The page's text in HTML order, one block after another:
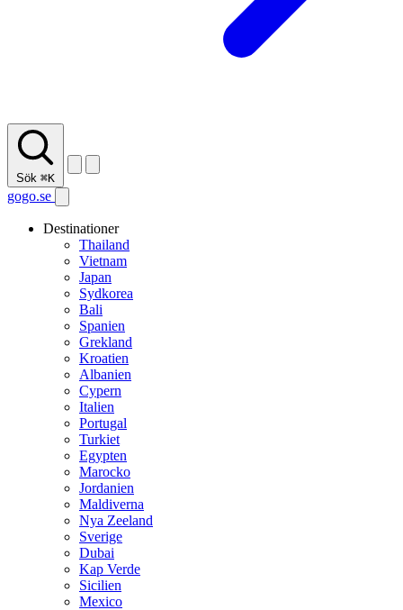
Sök ⌘K
gogo.se
Destinationer
Thailand
Vietnam
Japan
Sydkorea
Bali
Spanien
Grekland
Kroatien
Albanien
Cypern
Italien
Portugal
Turkiet
Egypten
Marocko
Jordanien
Maldiverna
Nya Zeeland
Sverige
Dubai
Kap Verde
Sicilien
Mexico